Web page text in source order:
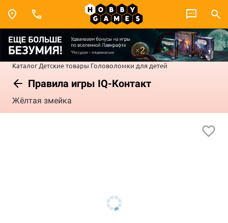
Каталог Детские товары Головоломки для детей
Правила игры IQ-Контакт
Жёлтая змейка